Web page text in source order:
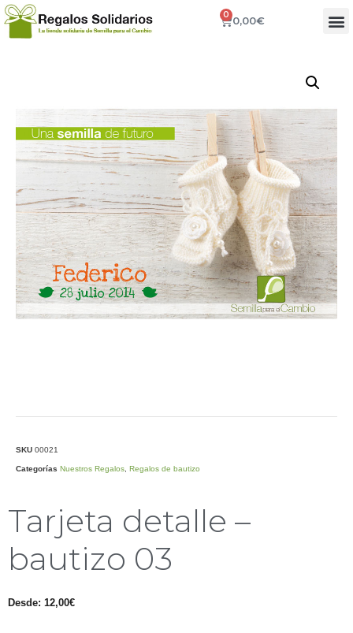
0,00€
0
SKU 00021
Categorías Nuestros Regalos Regalos de bautizo
Tarjeta detalle –
bautizo 03
Desde: 12,00€